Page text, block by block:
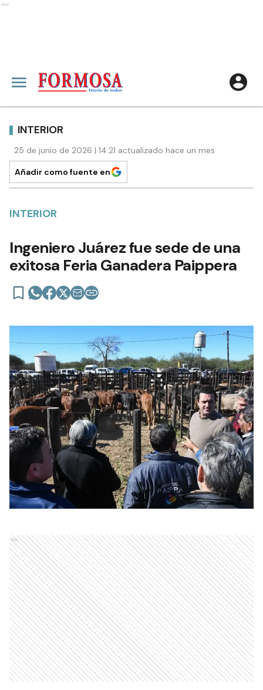
Ads
INTERIOR
25 de junio de 2026 | 14:21 actualizado hace un mes
Añadir como fuente en
INTERIOR
Ingeniero Juárez fue sede de una
exitosa Feria Ganadera Paippera
Ads